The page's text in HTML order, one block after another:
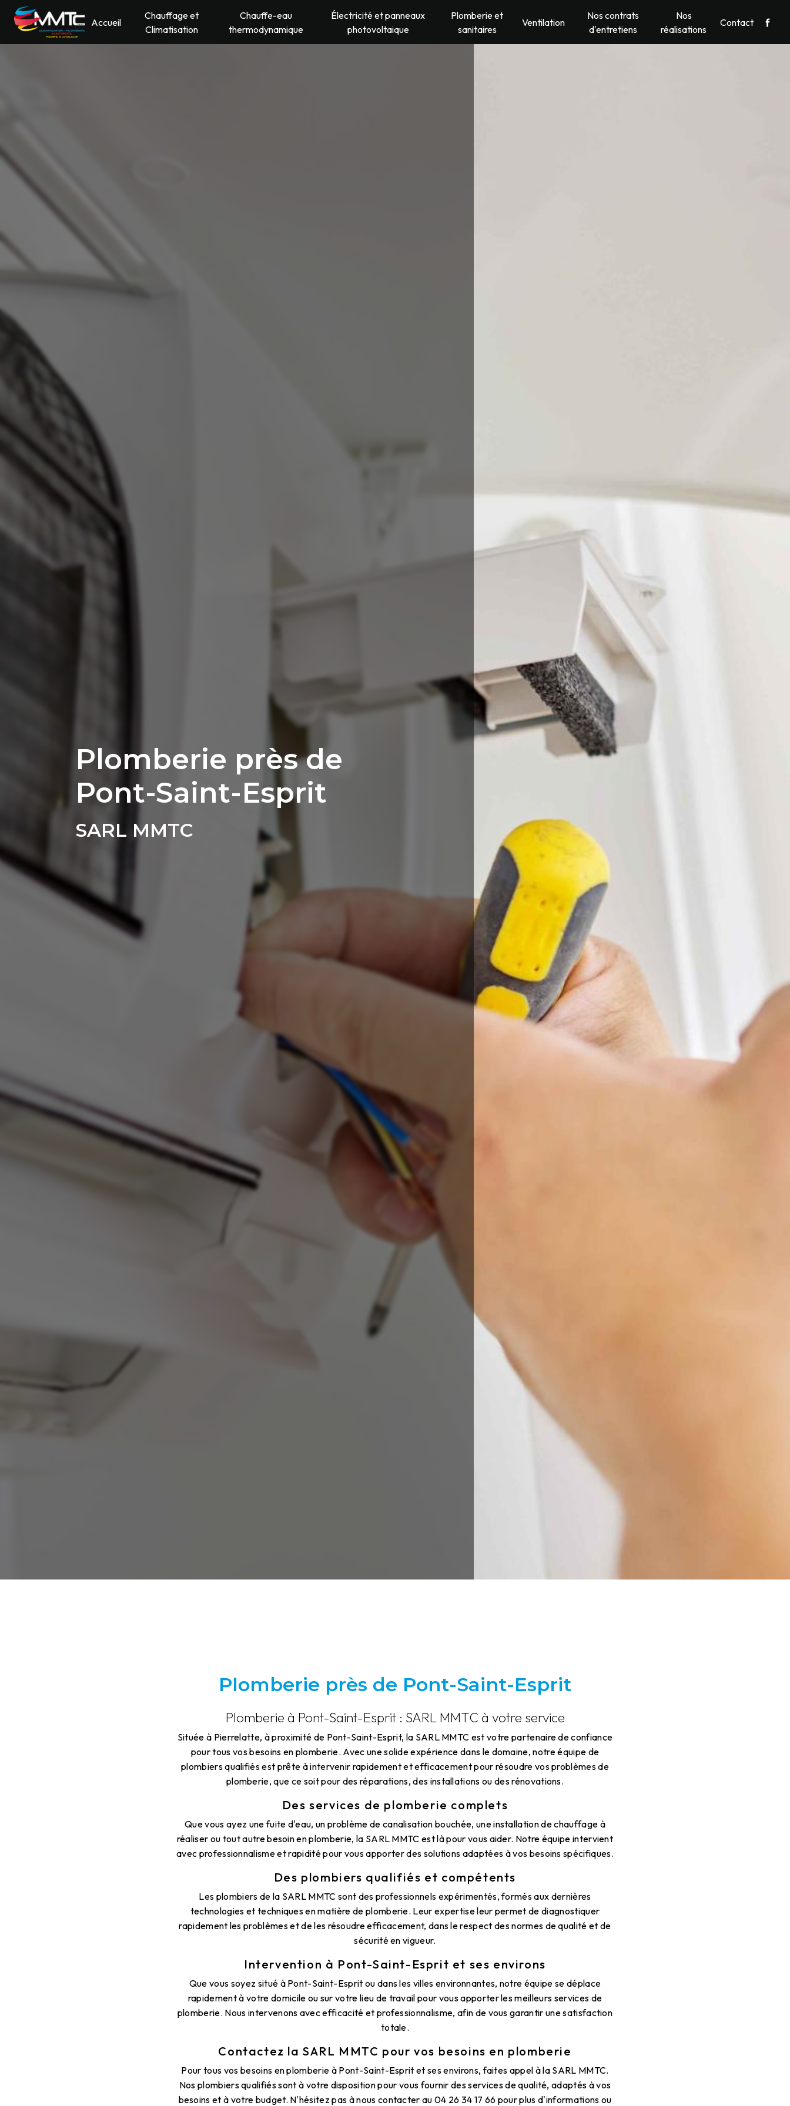
Accueil
Chauffage et
Climatisation
Chauffe-eau
thermodynamique
Électricité et panneaux
photovoltaique
Plomberie et
sanitaires
Ventilation
Nos contrats
d'entretiens
Nos
réalisations
Contact
Plomberie près de
Pont-Saint-Esprit
SARL MMTC
Plomberie près de Pont-Saint-Esprit
Plomberie à Pont-Saint-Esprit : SARL MMTC à votre service
Située à Pierrelatte, à proximité de Pont-Saint-Esprit, la SARL MMTC est votre partenaire de confiance
pour tous vos besoins en plomberie. Avec une solide expérience dans le domaine, notre équipe de
plombiers qualifiés est prête à intervenir rapidement et efficacement pour résoudre vos problèmes de
plomberie, que ce soit pour des réparations, des installations ou des rénovations.
Des services de plomberie complets
Que vous ayez une fuite d'eau, un problème de canalisation bouchée, une installation de chauffage à
réaliser ou tout autre besoin en plomberie, la SARL MMTC est là pour vous aider. Notre équipe intervient
avec professionnalisme et rapidité pour vous apporter des solutions adaptées à vos besoins spécifiques.
Des plombiers qualifiés et compétents
Les plombiers de la SARL MMTC sont des professionnels expérimentés, formés aux dernières
technologies et techniques en matière de plomberie. Leur expertise leur permet de diagnostiquer
rapidement les problèmes et de les résoudre efficacement, dans le respect des normes de qualité et de
sécurité en vigueur.
Intervention à Pont-Saint-Esprit et ses environs
Que vous soyez situé à Pont-Saint-Esprit ou dans les villes environnantes, notre équipe se déplace
rapidement à votre domicile ou sur votre lieu de travail pour vous apporter les meilleurs services de
plomberie. Nous intervenons avec efficacité et professionnalisme, afin de vous garantir une satisfaction
totale.
Contactez la SARL MMTC pour vos besoins en plomberie
Pour tous vos besoins en plomberie à Pont-Saint-Esprit et ses environs, faites appel à la SARL MMTC.
Nos plombiers qualifiés sont à votre disposition pour vous fournir des services de qualité, adaptés à vos
besoins et à votre budget. N'hésitez pas à nous contacter au 04 26 34 17 66 pour plus d'informations ou
Panneau de gestion des cookies